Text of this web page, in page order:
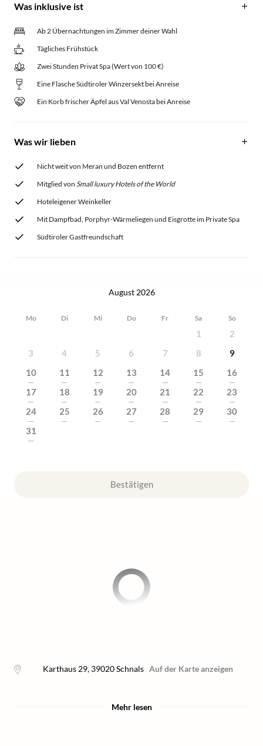
Was inklusive ist
Ab 2 Übernachtungen im Zimmer deiner Wahl
Tägliches Frühstück
Zwei Stunden Privat Spa (Wert von 100 €)
Eine Flasche Südtiroler Winzersekt bei Anreise
Ein Korb frischer Äpfel aus Val Venosta bei Anreise
Was wir lieben
Nicht weit von Meran und Bozen entfernt
Mitglied von Small luxury Hotels of the World
Hoteleigener Weinkeller
Mit Dampfbad, Porphyr-Wärmeliegen und Eisgrotte im Private Spa
Südtiroler Gastfreundschaft
August 2026
Mo Di Mi Do Fr Sa So
1
2
3
4 5 6 7 8
9
10
---
11
---
12
---
13
---
14
---
15
---
16
---
17
---
18
---
19
---
20
---
21
---
22
---
23
---
24
---
25
---
26
---
27
---
28
---
29
---
30
---
31
---
Bestätigen
Karthaus 29, 39020 Schnals Auf der Karte anzeigen
Mehr lesen